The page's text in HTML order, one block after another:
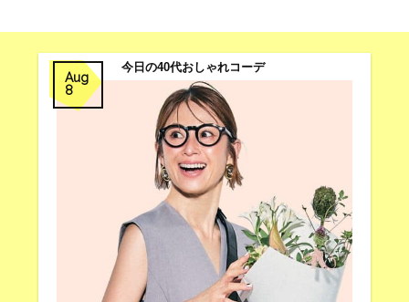
Aug
8
今日の40代おしゃれコーデ